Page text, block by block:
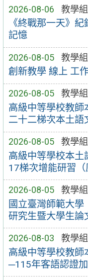
2026-08-06 教學組
《終戰那一天》
記憶
2026-08-05 教學組
創新教學 線上 工
2026-08-05 教學組
高級中等學校教
二十二梯次本土語
2026-08-05 教學組
高級中等學校本
17梯次增能研習（
2026-08-05 教學組
國立臺灣師範大
研究生暨大學生論
2026-08-03 教學組
高級中等學校教師
─115年客語認證加